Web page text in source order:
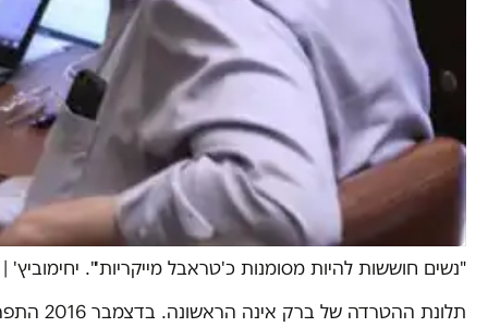
"נשים חוששות להיות מסומנות כ'טראבל מייקריות'". יחימוביץ'
תלונת